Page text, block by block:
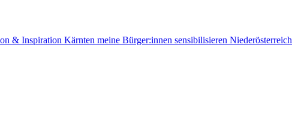
& Inspiration Kärnten meine Bürger:innen sensibilisieren Niederösterreich